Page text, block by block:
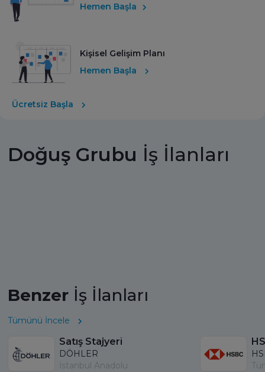
Hemen Başla
Kişisel Gelişim Planı
Hemen Başla
Ücretsiz Başla
Doğuş Grubu İş İlanları
Benzer İş İlanları
Tümünü İncele
Satış Stajyeri
DÖHLER
İstanbul Anadolu